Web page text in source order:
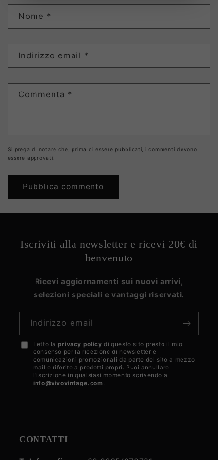
Nome *
Indirizzo email *
Commenta *
Si prega di notare che, prima di essere pubblicati, i commenti devono
essere approvati.
Iscriviti alla newsletter e ricevi 20€ di
benvenuto
Ricevi aggiornamenti sui nuovi arrivi,
selezioni speciali e vantaggi riservati.
Indirizzo email
Accetto
privacy
policy
Letto la privacy policy di questo sito presto il mio
consenso per la ricezione di newsletter e
comunicazioni promozionali da parte del sito a mezzo
mail e riferite a prodotti propri. Puoi annullare
l'iscrizione in qualsiasi momento scrivendo a
info@vivovintage.com .
CONTATTI